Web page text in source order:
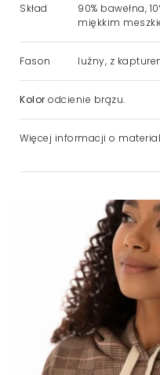
Skład
90% bawełna,
miękkim
Fason luźny, z
Kolor odcienie brązu.
Więcej informacji o